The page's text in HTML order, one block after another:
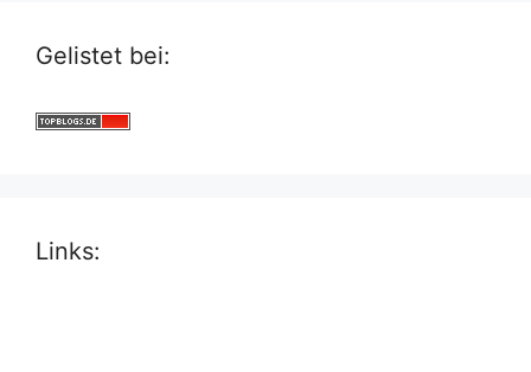
Gelistet bei:
Links: